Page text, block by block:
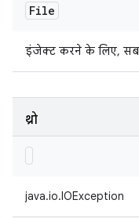
File
इंजेक्ट करने के लिए,
थ्रो
java.io.IOException